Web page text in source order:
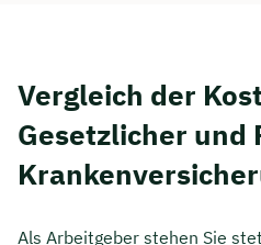
Vergleich der
Gesetzlicher und
Als Arbeitgeber stehen Sie